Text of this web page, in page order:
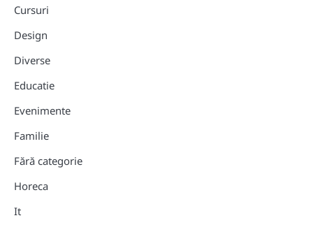
Cursuri
Design
Diverse
Educatie
Evenimente
Familie
Fără categorie
Horeca
It